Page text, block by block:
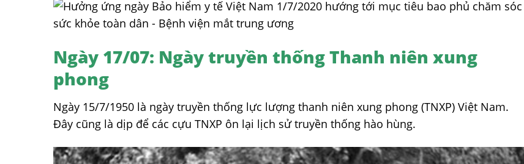
Ngày 17/07: Ngày truyền thống Thanh niên xung
phong
Ngày 15/7/1950 là ngày truyền thống lực lượng thanh niên xung phong (TNXP) Việt Nam.
Đây cũng là dịp để các cựu TNXP ôn lại lịch sử truyền thống hào hùng.